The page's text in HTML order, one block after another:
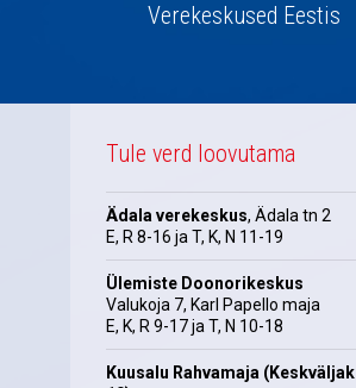
Verekeskused Eestis
Tule verd loovutama
Ädala verekeskus, Ädala tn 2
E, R 8-16 ja T, K, N 11-19
Ülemiste Doonorikeskus
Valukoja 7, Karl Papello maja
E, K, R 9-17 ja T, N 10-18
Kuusalu Rahvamaja (Keskväljak